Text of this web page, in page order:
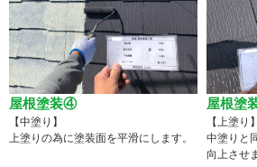
屋根塗装④
【中塗り】
上塗りの為に塗装面を平滑にします。
屋根塗
【上塗り】
中塗りと
向上させ